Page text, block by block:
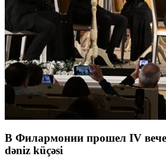
В Филармонии прошел IV
dəniz küçəsi